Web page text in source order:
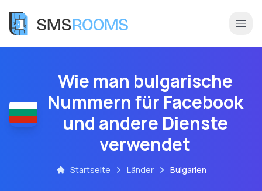
Wie man bulgarische
Nummern für Facebook
und andere Dienste
verwendet
Startseite Länder Bulgarien